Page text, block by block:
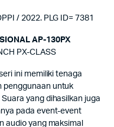
/ 2022. PLG ID= 7381
AP-130PX
PX-CLASS
ini memiliki tenaga
penggunaan untuk
yang dihasilkan juga
pada event-event
audio yang maksimal